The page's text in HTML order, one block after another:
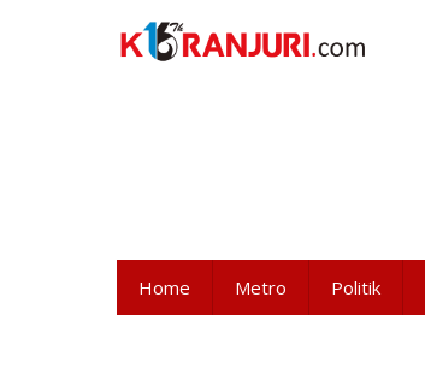
Home Metro Politik